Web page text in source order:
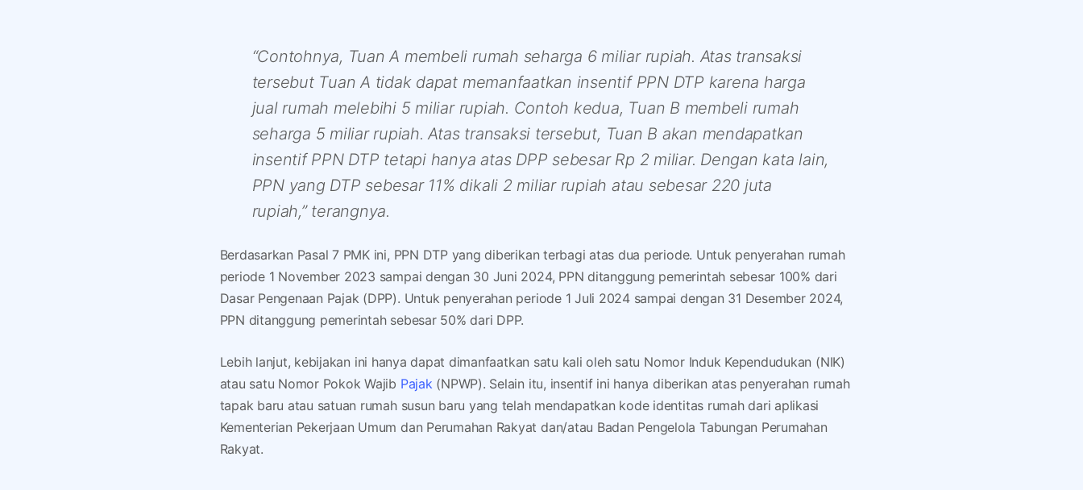
“Contohnya, Tuan A membeli rumah seharga 6 miliar rupiah. Atas transaksi
tersebut Tuan A tidak dapat memanfaatkan insentif PPN DTP karena harga
jual rumah melebihi 5 miliar rupiah. Contoh kedua, Tuan B membeli rumah
seharga 5 miliar rupiah. Atas transaksi tersebut, Tuan B akan mendapatkan
insentif PPN DTP tetapi hanya atas DPP sebesar Rp 2 miliar. Dengan kata lain,
PPN yang DTP sebesar 11% dikali 2 miliar rupiah atau sebesar 220 juta
rupiah,” terangnya.
Berdasarkan Pasal 7 PMK ini, PPN DTP yang diberikan terbagi atas dua periode. Untuk penyerahan rumah
periode 1 November 2023 sampai dengan 30 Juni 2024, PPN ditanggung pemerintah sebesar 100% dari
Dasar Pengenaan Pajak (DPP). Untuk penyerahan periode 1 Juli 2024 sampai dengan 31 Desember 2024,
PPN ditanggung pemerintah sebesar 50% dari DPP.
Lebih lanjut, kebijakan ini hanya dapat dimanfaatkan satu kali oleh satu Nomor Induk Kependudukan (NIK)
atau satu Nomor Pokok Wajib Pajak (NPWP). Selain itu, insentif ini hanya diberikan atas penyerahan rumah
tapak baru atau satuan rumah susun baru yang telah mendapatkan kode identitas rumah dari aplikasi
Kementerian Pekerjaan Umum dan Perumahan Rakyat dan/atau Badan Pengelola Tabungan Perumahan
Rakyat.